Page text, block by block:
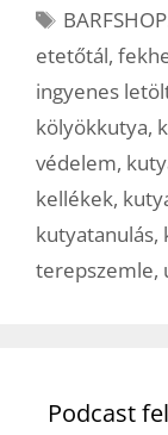
Címkék
etetőtál,
ingyenes
kölyökkutya,
védelem,
kellékek,
kutyatanulás,
terepszemle,
Podcast